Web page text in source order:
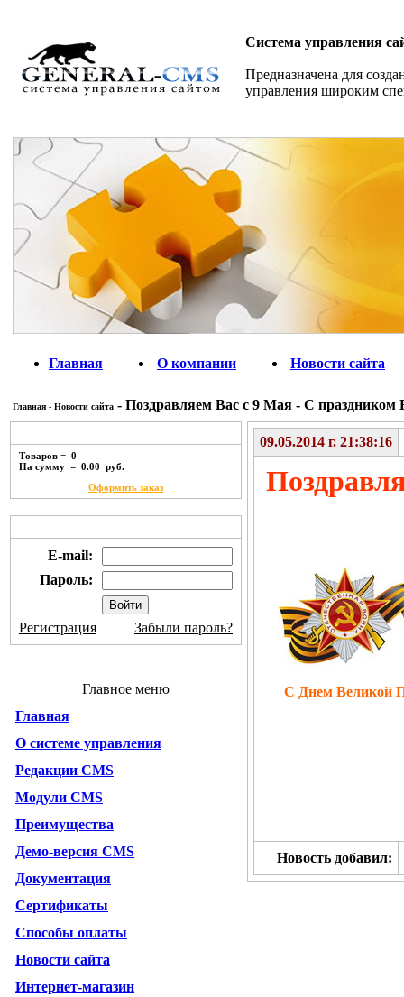
Система управления
Предназначена для
управления широким
Главная О компании Новости сайта
Главная - Новости сайта - Поздравляем Вас с 9 Мая - С праздником
Товаров = 0
На сумму = 0.00 руб.
Оформить заказ
E-mail:
Пароль:
Регистрация Забыли пароль?
Главное меню
Главная
О системе управления
Редакции CMS
Модули CMS
Преимущества
Демо-версия CMS
Документация
Сертификаты
Способы оплаты
Новости сайта
Интернет-магазин
09.05.2014 г. 21:38:16
С Днем Великой
Новость добавил: